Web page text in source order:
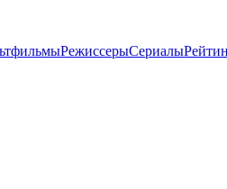
РежиссерыСериалы